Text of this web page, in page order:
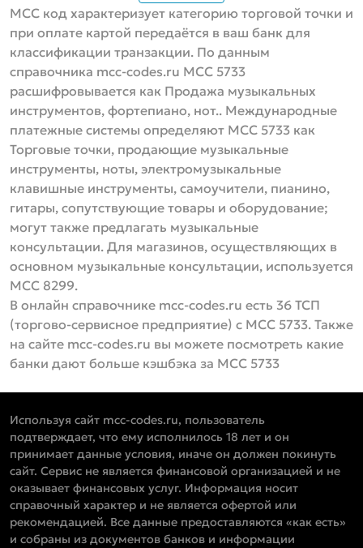
MCC код характеризует категорию торговой точки и
при оплате картой передаётся в ваш банк для
классификации транзакции. По данным
справочника mcc-codes.ru MCC 5733
расшифровывается как Продажа музыкальных
инструментов, фортепиано, нот.. Международные
платежные системы определяют МСС 5733 как
Торговые точки, продающие музыкальные
инструменты, ноты, электромузыкальные
клавишные инструменты, самоучители, пианино,
гитары, сопутствующие товары и оборудование;
могут также предлагать музыкальные
консультации. Для магазинов, осуществляющих в
основном музыкальные консультации, используется
МСС 8299.
В онлайн справочнике mcc-codes.ru есть 36 ТСП
(торгово-сервисное предприятие) с MCC 5733. Также
на сайте mcc-codes.ru вы можете посмотреть какие
банки дают больше кэшбэка за MCC 5733
Используя сайт mcc-codes.ru, пользователь
подтверждает, что ему исполнилось 18 лет и он
принимает данные условия, иначе он должен покинуть
сайт. Сервис не является финансовой организацией и не
оказывает финансовых услуг. Информация носит
справочный характер и не является офертой или
рекомендацией. Все данные предоставляются «как есть»
и собраны из документов банков и информации